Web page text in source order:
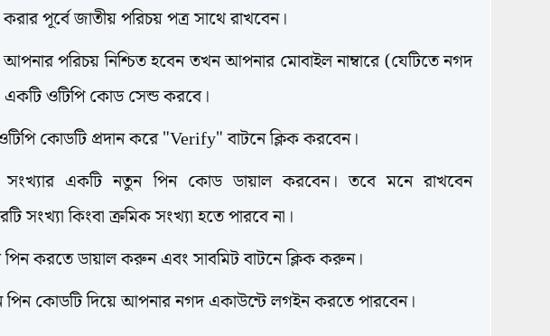
পূর্বে জাতীয় পরিচয় পত্র সাথে রাখবেন।
পরিচয় নিশ্চিত হবেন তখন আপনার মোবাইল নাম্বারে (যেটিতে নগদ
ওটিপি কোড সেন্ড করবে।
কোডটি প্রদান করে "Verify" বাটনে ক্লিক করবেন।
একটি নতুন পিন কোড ডায়াল করবেন। তবে মনে রাখবেন
সংখ্যা কিংবা ক্রমিক সংখ্যা হতে পারবে না।
পিন করতে ডায়াল করুন এবং সাবমিট বাটনে ক্লিক করুন।
কোডটি দিয়ে আপনার নগদ একাউন্টে লগইন করতে পারবেন।